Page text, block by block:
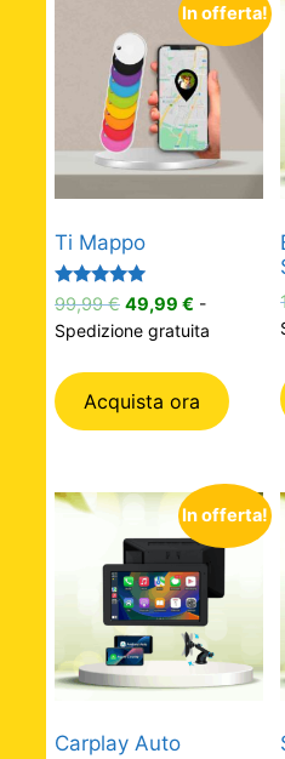
In offerta!
Ti Mappo
Valutato
5.00
su 5
99,99€ Il
prezzo
era:
99,99 €.
49,99 € Il
prezzo
è:
49,99 €.
-
Spedizione gratuita
Acquista ora
In offerta!
Carplay Auto